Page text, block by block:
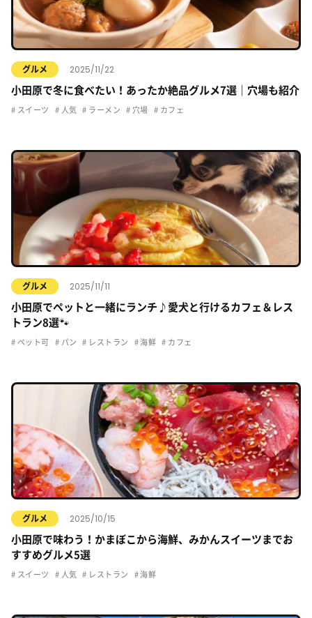
グルメ 2025/11/22
小田原で冬に食べたい！あったか絶品グルメ7選｜穴場も紹介
スイーツ 人気 ラーメン 穴場 カフェ
グルメ 2025/11/11
小田原でペットと一緒にランチ♪愛犬と行けるカフェ＆レス
トラン8選🐾
ペット可 パン レストラン 海鮮 カフェ
グルメ 2025/10/15
小田原で味わう！かまぼこから海鮮、みかんスイーツまでお
すすめグルメ5選
スイーツ 人気 レストラン 海鮮